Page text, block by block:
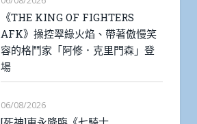
《THE KING OF FIGHTERS
AFK》操控翠綠火焰、帶著傲慢笑
容的格鬥家「阿修．克里門森」登
場
06/08/2026